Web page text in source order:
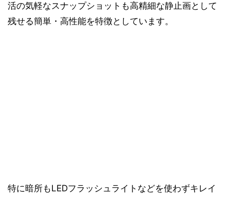
活の気軽なスナップショットも高精細な静止画として
残せる簡単・高性能を特徴としています。
特に暗所もLEDフラッシュライトなどを使わずキレイ